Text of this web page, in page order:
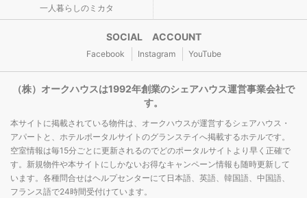
一人暮らしのミカタ
SOCIAL ACCOUNT
Facebook Instagram YouTube
（株）オークハウスは1992年創業のシェアハウス運営事業会社で
す。
本サイトに掲載されている物件は、オークハウスが運営するシェアハウス・
アパートと、ホテルポータルサイトのグランステイへ掲載するホテルです。
空室情報は毎15分ごとに更新されるのでどのポータルサイトより早く正確で
す。新規物件や本サイトにしかないお得なキャンペーン情報も随時更新して
います。各種問合せはヘルプセンターにて日本語、英語、韓国語、中国語、
フランス語で24時間受付けています。